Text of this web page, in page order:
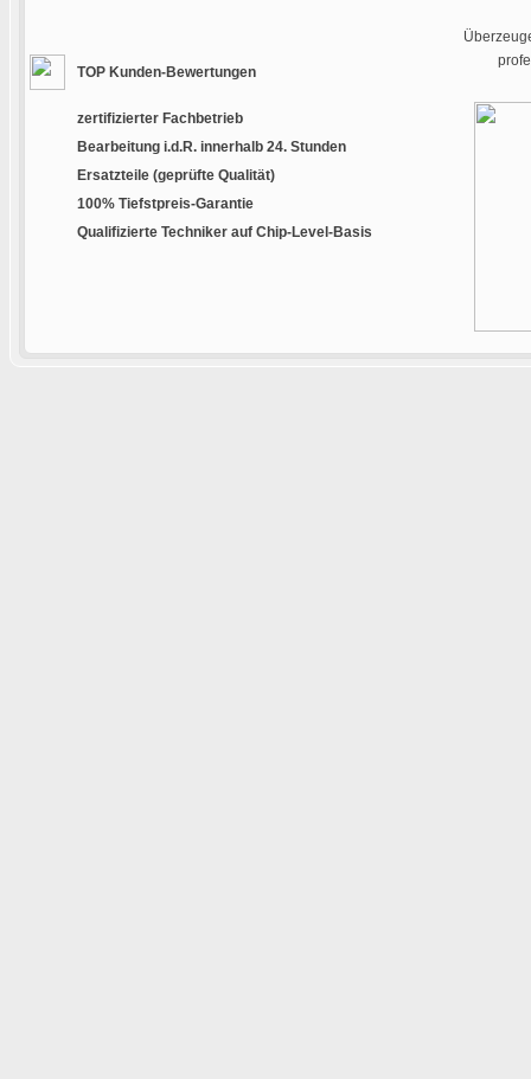
TOP Kunden-Bewertungen
zertifizierter Fachbetrieb
Bearbeitung i.d.R. innerhalb 24. Stunden
Ersatzteile (geprüfte Qualität)
100% Tiefstpreis-Garantie
Qualifizierte Techniker auf Chip-Level-Basis